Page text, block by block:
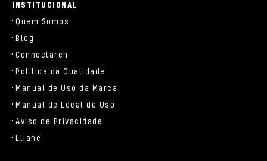
INSTITUCIONAL
Quem Somos
Blog
Connectarch
Política da Qualidade
Manual de Uso da Marca
Manual de Local de Uso
Aviso de Privacidade
Eliane